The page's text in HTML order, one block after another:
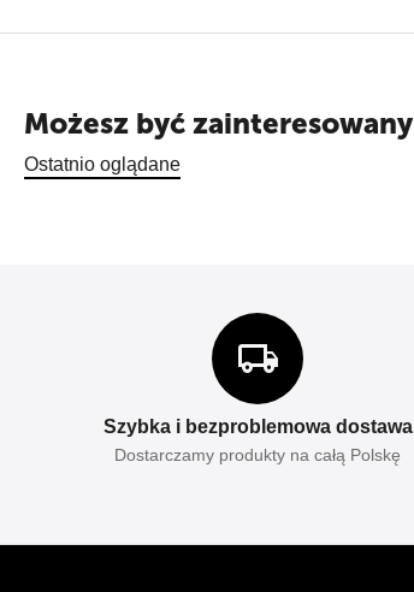
Możesz być zainteresowany
Ostatnio oglądane
Szybka i bezproblemowa dostawa
Dostarczamy produkty na całą Polskę